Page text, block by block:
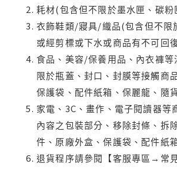
耗材(包含但不限於墨水匣、碳
衣飾鞋類/寢具/織品(包含但不限
或經剪標或下水或商品有不可回
食品、美容/保養用品、內衣褲
限於瓶蓋、封口、封膜等接觸商
保護袋、配件紙箱、保麗龍、隨
家電、3C、畫作、電子閱讀器
內容之包裝部分、移除封條、拆
件、原廠外盒、保護袋、配件紙
退貨程序請參閱【客服專區→常